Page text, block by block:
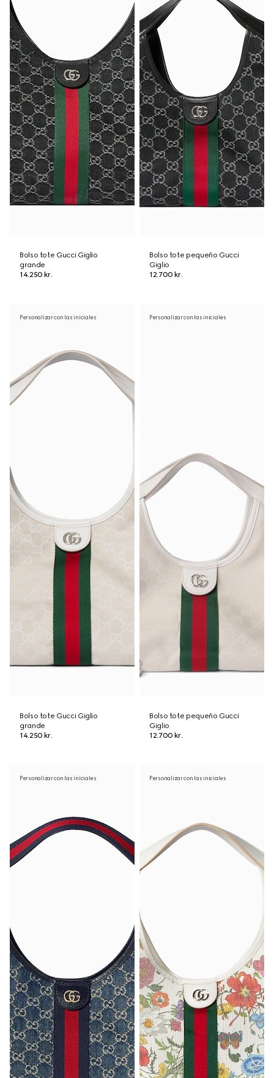
Bolso tote Gucci Giglio
grande
14.250 kr.
Bolso tote pequeño Gucci
Giglio
12.700 kr.
Personalizar con las iniciales
Bolso tote Gucci Giglio
grande
14.250 kr.
Personalizar con las iniciales
Bolso tote pequeño Gucci
Giglio
12.700 kr.
Personalizar con las iniciales Personalizar con las iniciales